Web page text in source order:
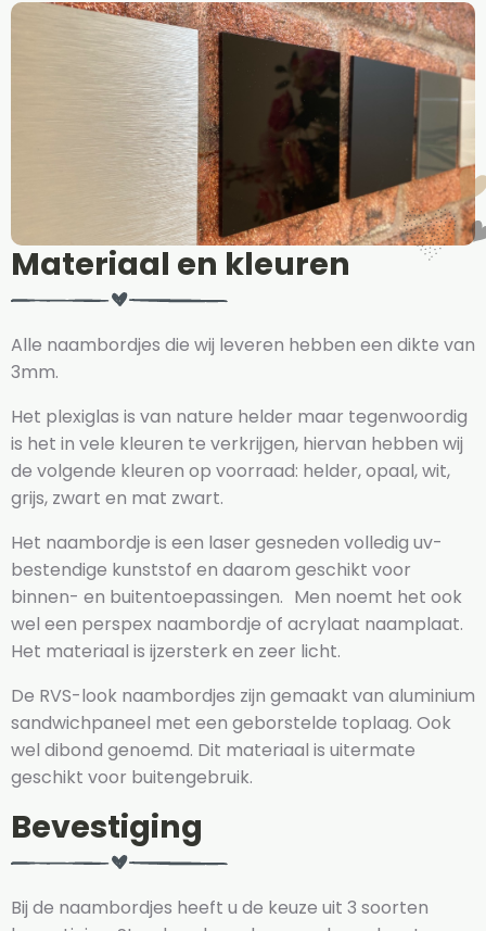
Materiaal en kleuren
Alle naambordjes die wij leveren hebben een dikte van
3mm.
Het plexiglas is van nature helder maar tegenwoordig
is het in vele kleuren te verkrijgen, hiervan hebben wij
de volgende kleuren op voorraad: helder, opaal, wit,
grijs, zwart en mat zwart.
Het naambordje is een laser gesneden volledig uv-
bestendige kunststof en daarom geschikt voor
binnen- en buitentoepassingen. Men noemt het ook
wel een perspex naambordje of acrylaat naamplaat.
Het materiaal is ijzersterk en zeer licht.
De RVS-look naambordjes zijn gemaakt van aluminium
sandwichpaneel met een geborstelde toplaag. Ook
wel dibond genoemd. Dit materiaal is uitermate
geschikt voor buitengebruik.
Bevestiging
Bij de naambordjes heeft u de keuze uit 3 soorten